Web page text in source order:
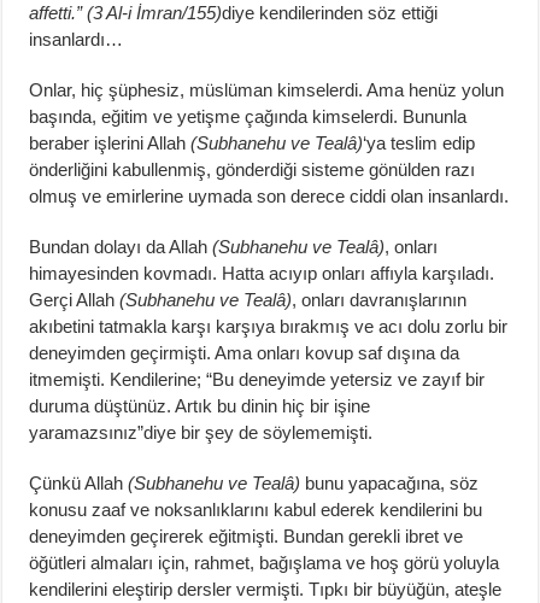
affetti.” (3 Al-i İmran/155)diye kendilerinden söz ettiği
insanlardı…
Onlar, hiç şüphesiz, müslüman kimselerdi. Ama henüz yolun
başında, eğitim ve yetişme çağında kimselerdi. Bununla
beraber işlerini Allah(Subhanehu ve Tealâ)‘ya teslim edip
önderliğini kabullenmiş, gönderdiği sisteme gönülden razı
olmuş ve emirlerine uymada son derece ciddi olan insanlardı.
Bundan dolayı da Allah(Subhanehu ve Tealâ), onları
himayesinden kovmadı. Hatta acıyıp onları affıyla karşıladı.
Gerçi Allah(Subhanehu ve Tealâ), onları davranışlarının
akıbetini tatmakla karşı karşıya bırakmış ve acı dolu zorlu bir
deneyimden geçirmişti. Ama onları kovup saf dışına da
itmemişti. Kendilerine; “Bu deneyimde yetersiz ve zayıf bir
duruma düştünüz. Artık bu dinin hiç bir işine
yaramazsınız”diye bir şey de söylememişti.
Çünkü Allah(Subhanehu ve Tealâ) bunu yapacağına, söz
konusu zaaf ve noksanlıklarını kabul ederek kendilerini bu
deneyimden geçirerek eğitmişti. Bundan gerekli ibret ve
öğütleri almaları için, rahmet, bağışlama ve hoş görü yoluyla
kendilerini eleştirip dersler vermişti. Tıpkı bir büyüğün, ateşle